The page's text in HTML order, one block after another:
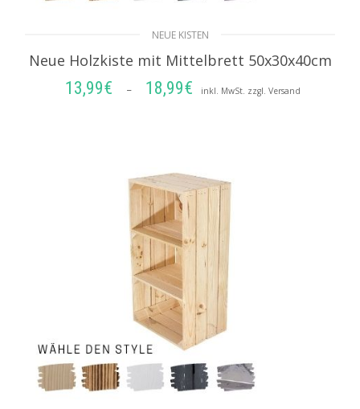
NEUE KISTEN
Neue Holzkiste mit Mittelbrett 50x30x40cm
13,99€ – 18,99€
Preisspanne:
inkl. MwSt. zzgl. Versand